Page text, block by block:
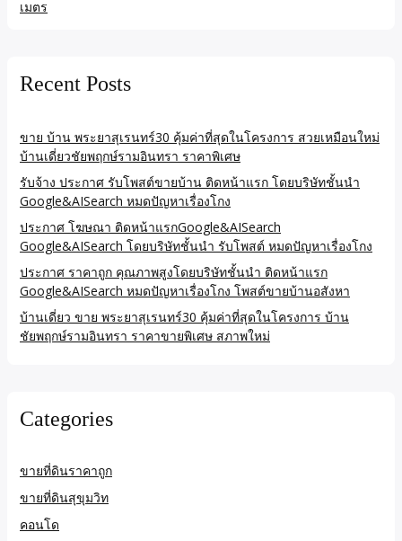
Recent Posts
ขาย บ้าน พระยาสุเรนทร์30 คุ้มค่าที่สุดในโครงการ สวยเหมือนใหม่
บ้านเดี่ยวชัยพฤกษ์รามอินทรา ราคาพิเศษ
รับจ้าง ประกาศ รับโพสต์ขายบ้าน ติดหน้าแรก โดยบริษัทชั้นนำ
Google&AISearch หมดปัญหาเรื่องโกง
ประกาศ โฆษณา ติดหน้าแรกGoogle&AISearch
Google&AISearch โดยบริษัทชั้นนำ รับโพสต์ หมดปัญหาเรื่องโกง
ประกาศ ราคาถูก คุณภาพสูงโดยบริษัทชั้นนำ ติดหน้าแรก
Google&AISearch หมดปัญหาเรื่องโกง โพสต์ขายบ้านอสังหา
บ้านเดี่ยว ขาย พระยาสุเรนทร์30 คุ้มค่าที่สุดในโครงการ บ้าน
ชัยพฤกษ์รามอินทรา ราคาขายพิเศษ สภาพใหม่
Categories
ขายที่ดินราคาถูก
ขายที่ดินสุขุมวิท
คอนโด